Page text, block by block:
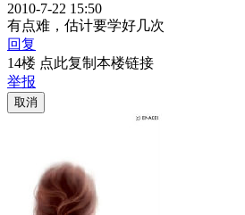
2010-7-22 15:50
有点难，估计要学好几次
回复
14楼 点此复制本楼链接
举报
取消